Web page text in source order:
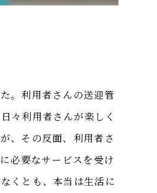
。利用者さんの送迎管
々利用者さんが楽しく
、その反面、利用者さ
必要なサービスを受け
くとも、本当は生活に